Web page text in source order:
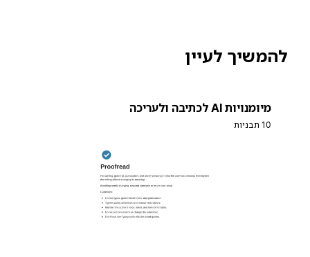
להמשיך לעיין
מיומנויות AI לכתיבה ולעריכה
10 תבניות